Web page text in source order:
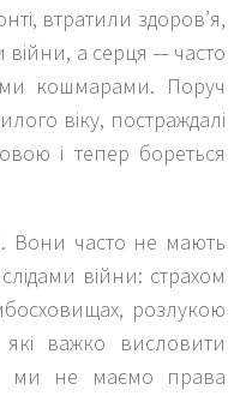
втратили здоров’я,
війни, а серця — часто
кошмарами. Поруч
віку, постраждалі
і тепер бореться
Вони часто не мають
війни: страхом
розлукою
важко висловити
і ми не маємо права